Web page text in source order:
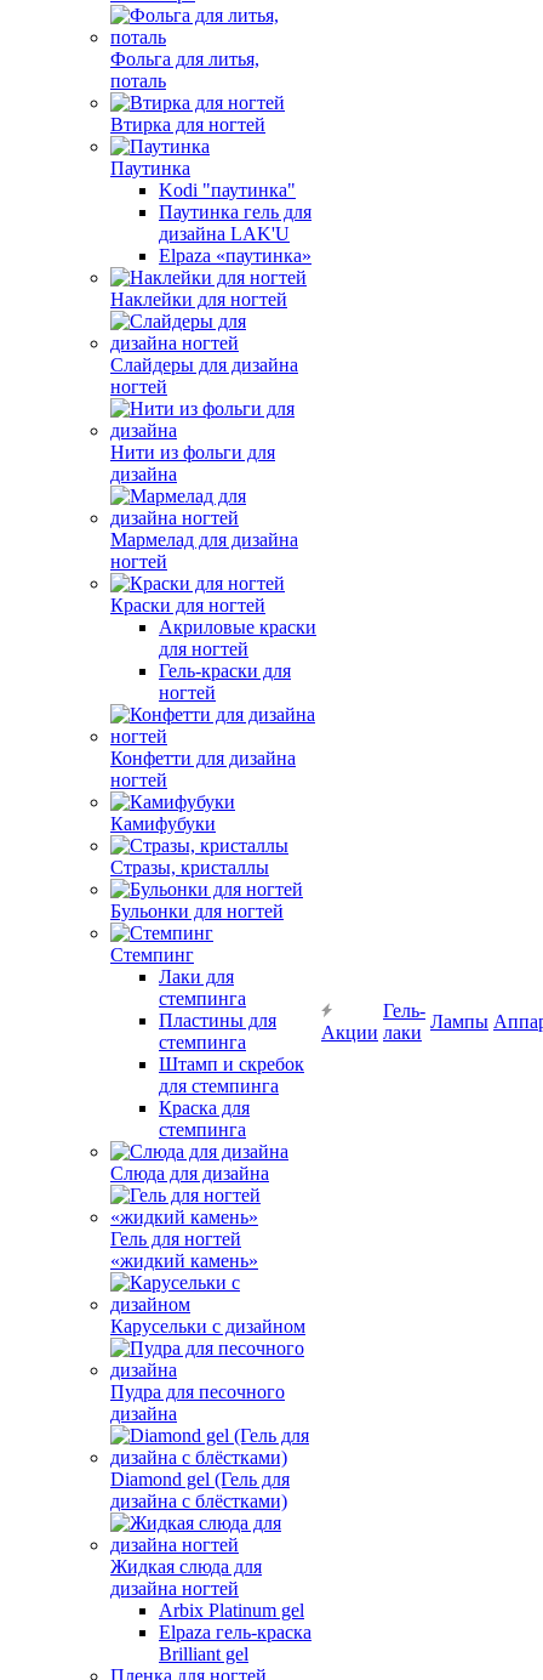
Фольга для литья,
поталь
Втирка для ногтей
Паутинка
Kodi "паутинка"
Паутинка гель для
дизайна LAK'U
Elpaza «паутинка»
Наклейки для ногтей
Слайдеры для дизайна
ногтей
Нити из фольги для
дизайна
Мармелад для дизайна
ногтей
Краски для ногтей
Акриловые краски
для ногтей
Гель-краски для
ногтей
Конфетти для дизайна
ногтей
Камифубуки
Стразы, кристаллы
Бульонки для ногтей
Стемпинг
Лаки для
стемпинга
Пластины для
стемпинга
Штамп и скребок
для стемпинга
Краска для
стемпинга
Слюда для дизайна
Гель для ногтей
«жидкий камень»
Карусельки с дизайном
Пудра для песочного
дизайна
Diamond gel (Гель для
дизайна с блёстками)
Жидкая слюда для
дизайна ногтей
Arbix Platinum gel
Elpaza гель-краска
Brilliant gel
Пленка для ногтей
Акции
Гель-
лаки
Лампы